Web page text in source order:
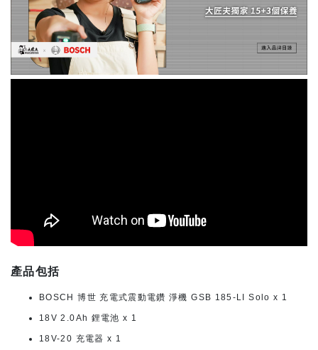
產品包括
BOSCH 博世 充電式震動電鑽 淨機 GSB 185-LI Solo x 1
18V 2.0Ah 鋰電池 x 1
18V-20 充電器 x 1